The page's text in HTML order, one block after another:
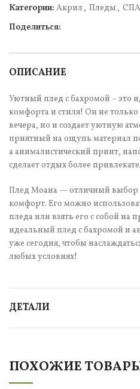
Категории: Акрил , Пледы ,
Поделиться:
ОПИСАНИЕ
Уютный плед с бахромой – это
комфорта и стиля! Он не
вечера, но и создает уютную
приятный на ощупь материал
а анималистический принт,
сделает отдых более
Плед Моана — отличный выбор
комфорт. Его можно
пледа или взять его с собой на
идеальный плед с бахромой и
уже сегодня, чтобы
любых условиях!
ДЕТАЛИ
ПОХОЖИЕ